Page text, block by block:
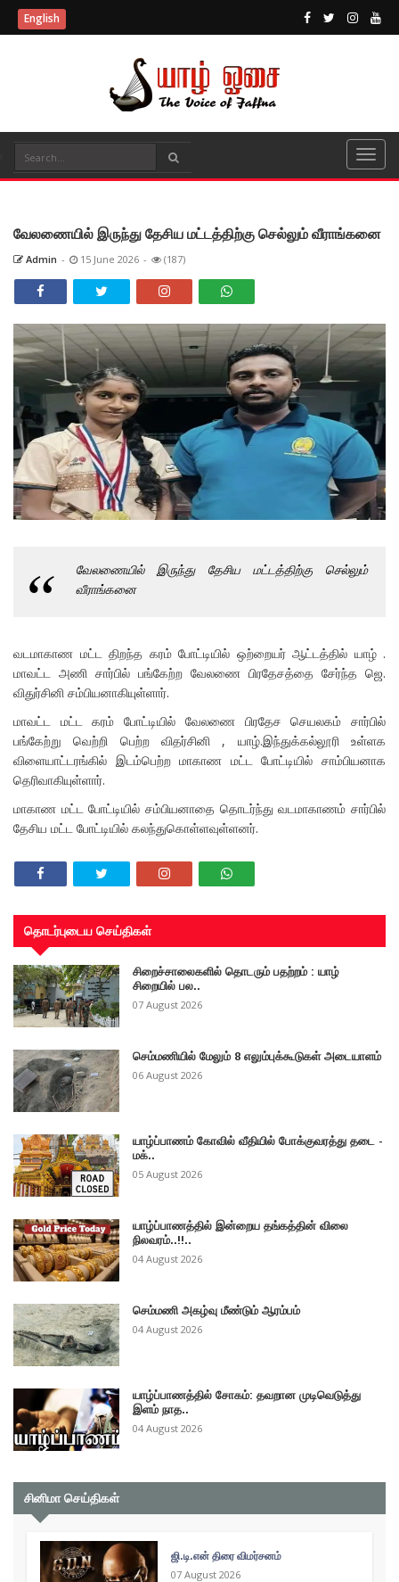
English
வேலணையில் இருந்து தேசிய மட்டத்திற்கு செல்லும் வீராங்கனை
Admin - 15 June 2026 - (187)
வேலணையில் இருந்து தேசிய மட்டத்திற்கு செல்லும்
வீராங்கனை
வடமாகாண மட்ட திறந்த கரம் போட்டியில் ஒற்றையர் ஆட்டத்தில் யாழ் .
மாவட்ட அணி சார்பில் பங்கேற்ற வேலணை பிரதேசத்தை சேர்ந்த ஜெ.
விதுர்சினி சம்பியனாகியுள்ளார்.
மாவட்ட மட்ட கரம் போட்டியில் வேலணை பிரதேச செயலகம் சார்பில்
பங்கேற்று வெற்றி பெற்ற விதர்சினி , யாழ்.இந்துக்கல்லூரி உள்ளக
விளையாட்டரங்கில் இடம்பெற்ற மாகாண மட்ட போட்டியில் சாம்பியனாக
தெரிவாகியுள்ளார்.
மாகாண மட்ட போட்டியில் சம்பியனாதை தொடர்ந்து வடமாகாணம் சார்பில்
தேசிய மட்ட போட்டியில் கலந்துகொள்ளவுள்ளனர்.
தொடர்புடைய செய்திகள்
சிறைச்சாலைகளில் தொடரும் பதற்றம் : யாழ்
சிறையில் பல..
07 August 2026
செம்மணியில் மேலும் 8 எலும்புக்கூடுகள் அடையாளம்
06 August 2026
யாழ்ப்பாணம் கோவில் வீதியில் போக்குவரத்து தடை -
மக்..
05 August 2026
யாழ்ப்பாணத்தில் இன்றைய தங்கத்தின் விலை
நிலவரம்..!!..
04 August 2026
செம்மணி அகழ்வு மீண்டும் ஆரம்பம்
04 August 2026
யாழ்ப்பாணத்தில் சோகம்: தவறான முடிவெடுத்து
இளம் நாத..
04 August 2026
சினிமா செய்திகள்
ஜி.டி.என் திரை விமர்சனம்
07 August 2026